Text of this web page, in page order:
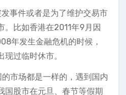
发事件或者是为了维护交易市
。比如香港在2011年9月因
年发生金融危机的时候，
过临时休市。
的市场都是一样的，遇到国内
国股市在元旦、春节等假期